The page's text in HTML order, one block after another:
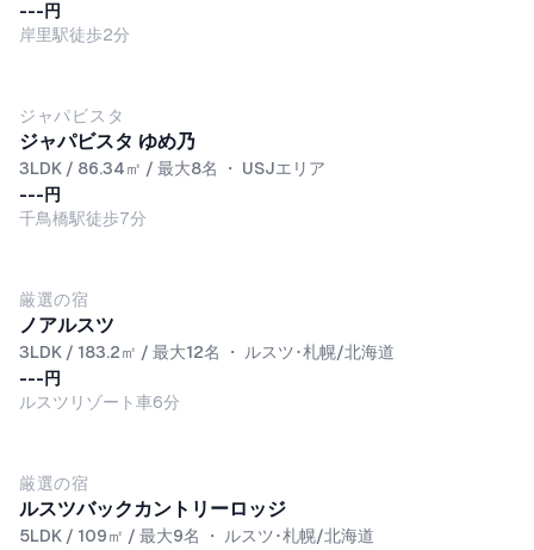
---円
岸里駅徒歩2分
ジャパビスタ
ジャパビスタ ゆめ乃
3LDK / 86.34㎡ / 最大8名 ・ USJエリア
---円
千鳥橋駅徒歩7分
厳選の宿
ノアルスツ
3LDK / 183.2㎡ / 最大12名 ・
ルスツ･札幌/北海道
---円
ルスツリゾート車6分
厳選の宿
ルスツバックカントリーロッジ
5LDK / 109㎡ / 最大9名 ・
ルスツ･札幌/北海道